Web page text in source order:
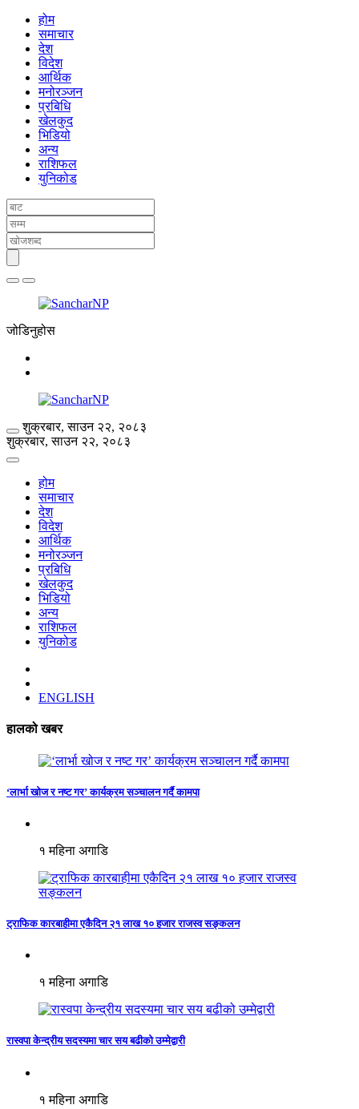
होम
समाचार
देश
विदेश
आर्थिक
मनोरञ्जन
प्रबिधि
खेलकुद
भिडियो
अन्य
राशिफल
युनिकोड
जोडिनुहोस
शुक्रबार, साउन २२, २०८३
शुक्रबार, साउन २२, २०८३
होम
समाचार
देश
विदेश
आर्थिक
मनोरञ्जन
प्रबिधि
खेलकुद
भिडियो
अन्य
राशिफल
युनिकोड
ENGLISH
हालको खबर
‘लार्भा खोज र नष्ट गर’ कार्यक्रम सञ्चालन गर्दै कामपा
१ महिना अगाडि
ट्राफिक कारबाहीमा एकैदिन २१ लाख १० हजार राजस्व सङ्कलन
१ महिना अगाडि
रास्वपा केन्द्रीय सदस्यमा चार सय बढीको उम्मेद्वारी
१ महिना अगाडि